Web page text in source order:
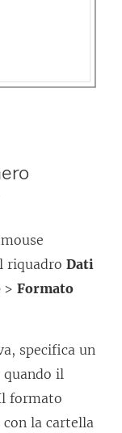
riquadro Dati
> Formato
specifica un
il
formato
la cartella